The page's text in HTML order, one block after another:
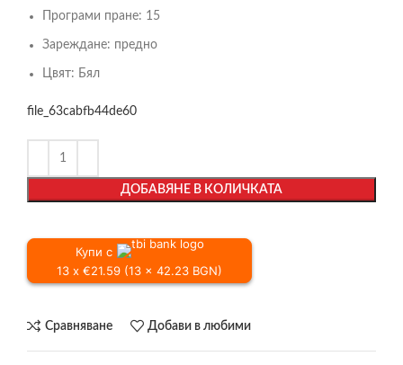
Програми пране: 15
Зареждане: предно
Цвят: Бял
file_63cabfb44de60
ДОБАВЯНЕ В КОЛИЧКАТА
Купи с
13 x €21.59 (13 x 42.23 BGN)
Сравняване Добави в любими